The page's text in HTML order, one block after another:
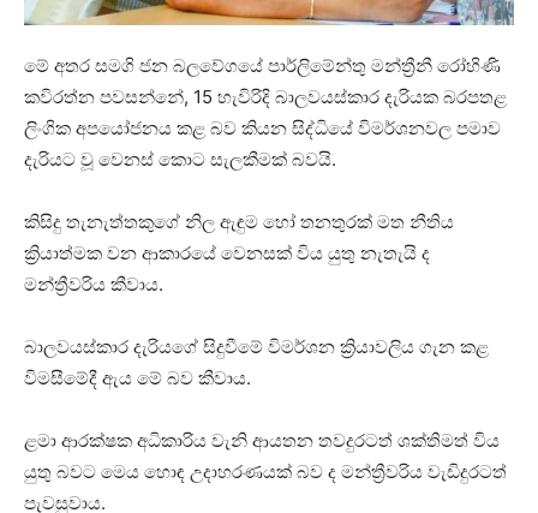
මේ අතර සමගි ජන බලවේගයේ පාර්ලිමේන්තු මන්ත්‍රීනී රෝහිණි
කවිරත්න පවසන්නේ, 15 හැවිරිදි බාලවයස්කාර දැරියක බරපතළ
ලිංගික අපයෝජනය කළ බව කියන සිද්ධියේ විමර්ශනවල පමාව
දැරියට වූ වෙනස් කොට සැලකීමක් බවයි.
කිසිදු තැනැත්තකුගේ නිල ඇඳුම හෝ තනතුරක් මත නීතිය
ක්‍රියාත්මක වන ආකාරයේ වෙනසක් විය යුතු නැතැයි ද
මන්ත්‍රීවරිය කීවාය.
බාලවයස්කාර දැරියගේ සිදුවීමේ විමර්ශන ක්‍රියාවලිය ගැන කළ
විමසීමේදී ඇය මේ බව කීවාය.
ළමා ආරක්ෂක අධිකාරිය වැනි ආයතන තවදුරටත් ශක්තිමත් විය
යුතු බවට මෙය හොඳ උදාහරණයක් බව ද මන්ත්‍රීවරිය වැඩිදුරටත්
පැවසුවාය.